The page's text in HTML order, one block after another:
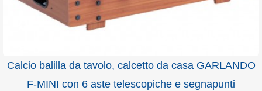
Calcio balilla da tavolo, calcetto da casa GARLANDO
F-MINI con 6 aste telescopiche e segnapunti